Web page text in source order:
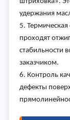
удержания
5.
проходят
стабильности
заказчиком.
6. Контроль
дефекты